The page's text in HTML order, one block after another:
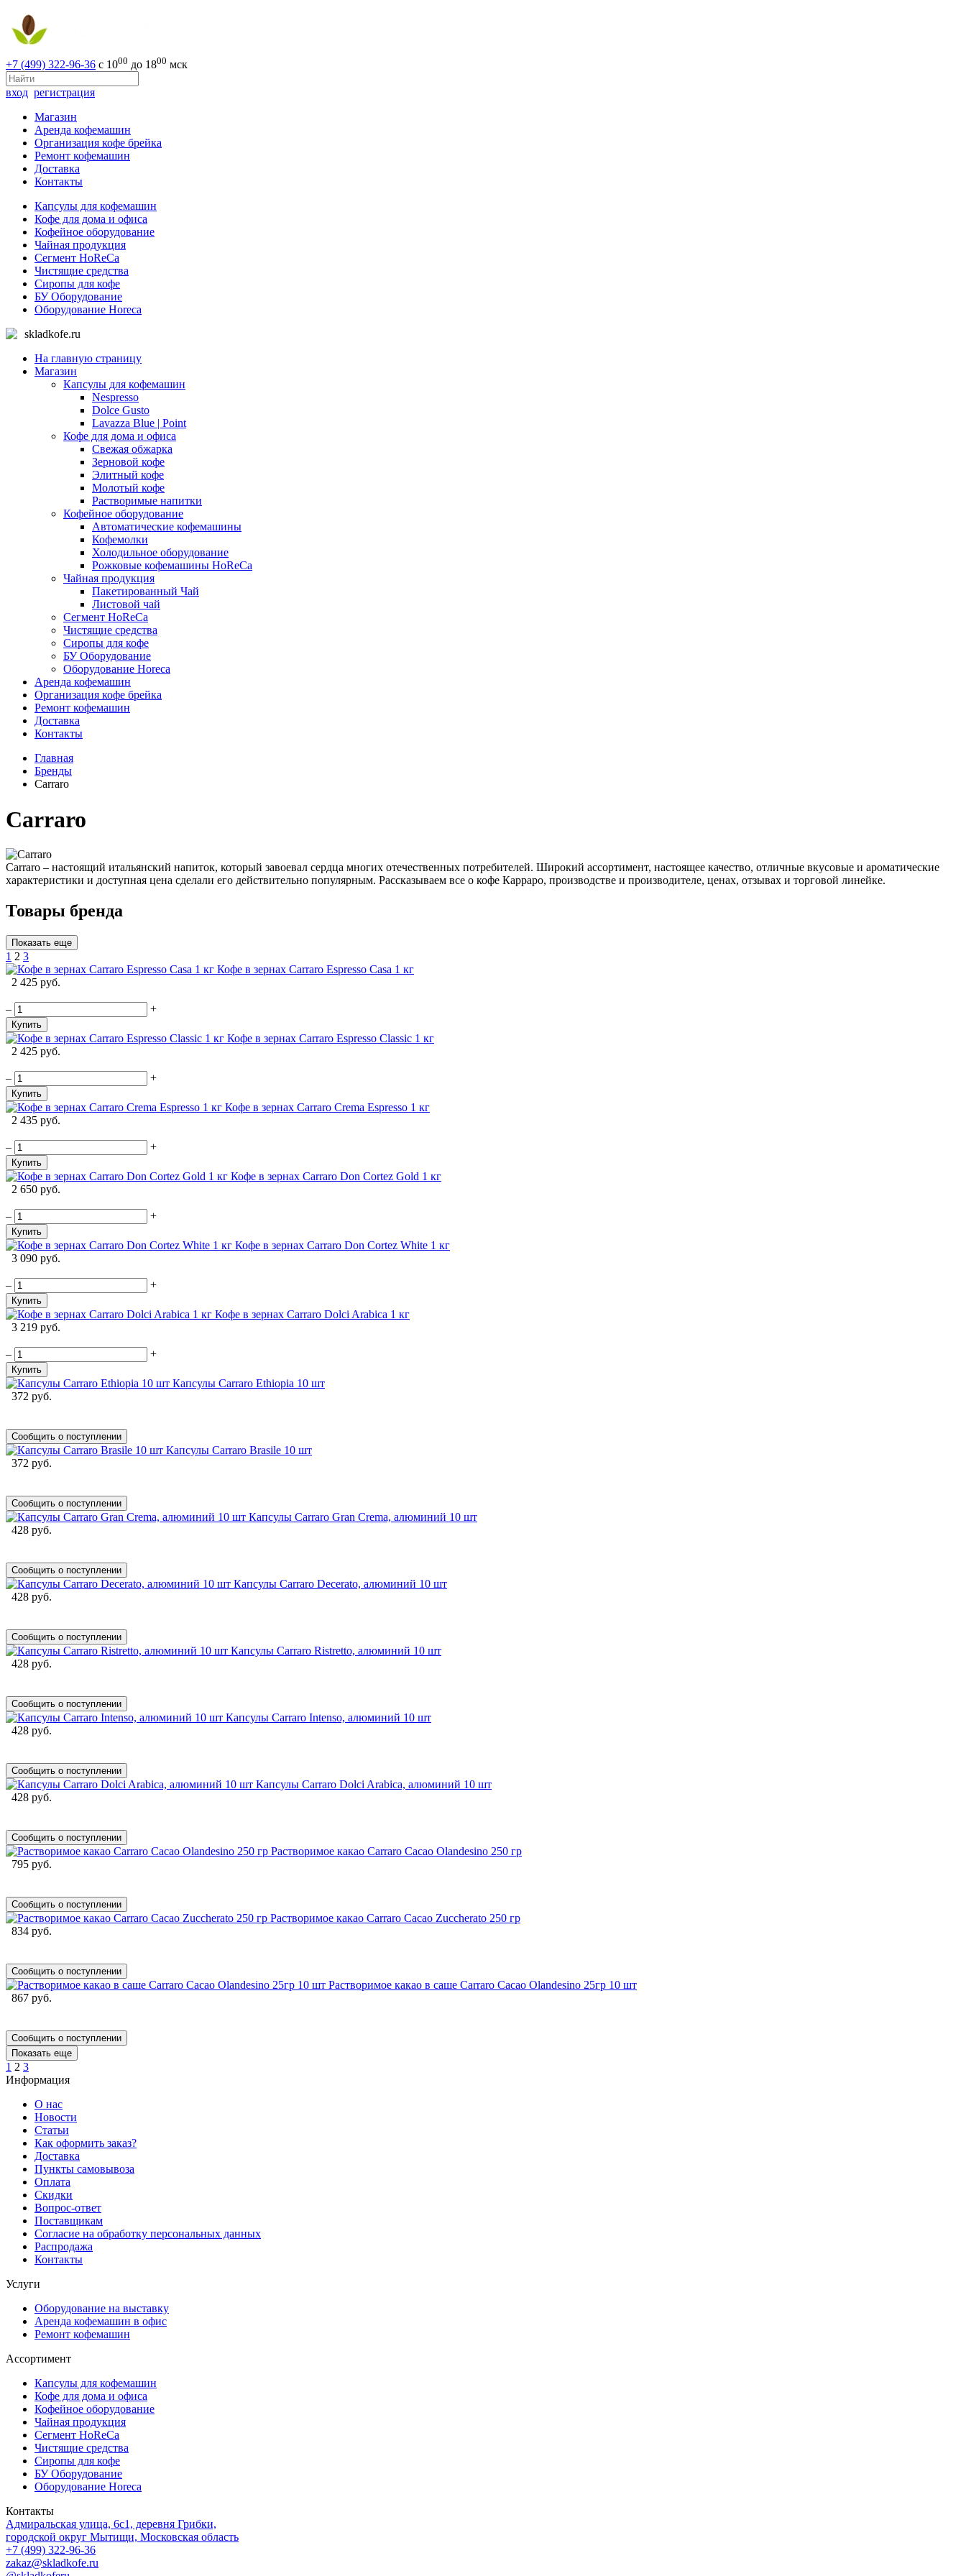
+7 (499) 322-96-36 с 1000 до 1800 мск
вход регистрация
Магазин
Аренда кофемашин
Организация кофе брейка
Ремонт кофемашин
Доставка
Контакты
Капсулы для кофемашин
Кофе для дома и офиса
Кофейное оборудование
Чайная продукция
Сегмент HoReCa
Чистящие средства
Сиропы для кофе
БУ Оборудование
Оборудование Horeca
skladkofe.ru
На главную страницу
Магазин
Капсулы для кофемашин
Nespresso
Dolce Gusto
Lavazza Blue | Point
Кофе для дома и офиса
Свежая обжарка
Зерновой кофе
Элитный кофе
Молотый кофе
Растворимые напитки
Кофейное оборудование
Автоматические кофемашины
Кофемолки
Холодильное оборудование
Рожковые кофемашины HoReCa
Чайная продукция
Пакетированный Чай
Листовой чай
Сегмент HoReCa
Чистящие средства
Сиропы для кофе
БУ Оборудование
Оборудование Horeca
Аренда кофемашин
Организация кофе брейка
Ремонт кофемашин
Доставка
Контакты
Главная
Бренды
Carraro
Carraro
Carraro – настоящий итальянский напиток, который завоевал сердца многих отечественных потребителей. Широкий ассортимент, настоящее качество, отличные вкусовые и ароматические
характеристики и доступная цена сделали его действительно популярным. Рассказываем все о кофе Карраро, производстве и производителе, ценах, отзывах и торговой линейке.
Товары бренда
Показать еще
1 2 3
Кофе в зернах Carraro Espresso Casa 1 кг
2 425 руб.
– +
Купить
Кофе в зернах Carraro Espresso Classic 1 кг
2 425 руб.
– +
Купить
Кофе в зернах Carraro Crema Espresso 1 кг
2 435 руб.
– +
Купить
Кофе в зернах Carraro Don Cortez Gold 1 кг
2 650 руб.
– +
Купить
Кофе в зернах Carraro Don Cortez White 1 кг
3 090 руб.
– +
Купить
Кофе в зернах Carraro Dolci Arabica 1 кг
3 219 руб.
– +
Купить
Капсулы Carraro Ethiopia 10 шт
372 руб.
Сообщить о поступлении
Капсулы Carraro Brasile 10 шт
372 руб.
Сообщить о поступлении
Капсулы Carraro Gran Crema, алюминий 10 шт
428 руб.
Сообщить о поступлении
Капсулы Carraro Decerato, алюминий 10 шт
428 руб.
Сообщить о поступлении
Капсулы Carraro Ristretto, алюминий 10 шт
428 руб.
Сообщить о поступлении
Капсулы Carraro Intenso, алюминий 10 шт
428 руб.
Сообщить о поступлении
Капсулы Carraro Dolci Arabica, алюминий 10 шт
428 руб.
Сообщить о поступлении
Растворимое какао Carraro Cacao Olandesino 250 гр
795 руб.
Сообщить о поступлении
Растворимое какао Carraro Cacao Zuccherato 250 гр
834 руб.
Сообщить о поступлении
Растворимое какао в саше Carraro Cacao Olandesino 25гр 10 шт
867 руб.
Сообщить о поступлении
Показать еще
1 2 3
Информация
О нас
Новости
Статьи
Как оформить заказ?
Доставка
Пункты самовывоза
Оплата
Скидки
Вопрос-ответ
Поставщикам
Согласие на обработку персональных данных
Распродажа
Контакты
Услуги
Оборудование на выставку
Аренда кофемашин в офис
Ремонт кофемашин
Ассортимент
Капсулы для кофемашин
Кофе для дома и офиса
Кофейное оборудование
Чайная продукция
Сегмент HoReCa
Чистящие средства
Сиропы для кофе
БУ Оборудование
Оборудование Horeca
Контакты
Адмиральская улица, 6с1, деревня Грибки,
городской округ Мытищи, Московская область
+7 (499) 322-96-36
zakaz@skladkofe.ru